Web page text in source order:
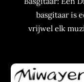
basgitaar is
vrijwel elk